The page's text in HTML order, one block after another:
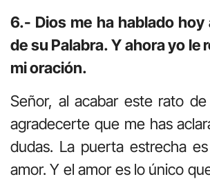
6.- Dios me ha hablado hoy
de su Palabra. Y ahora yo le
mi oración.
Señor, al acabar este rato
agradecerte que me has
dudas. La puerta estrecha
amor. Y el amor es lo único